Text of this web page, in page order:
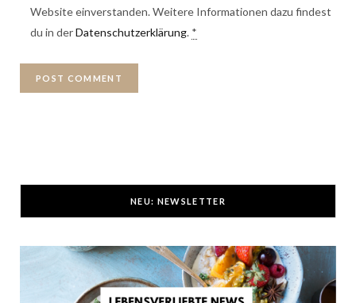
Website einverstanden. Weitere Informationen dazu findest
du in derDatenschutzerklärung. *
NEU: NEWSLETTER